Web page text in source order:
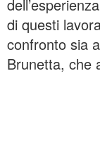
di questi
confronto sia
Brunetta, che